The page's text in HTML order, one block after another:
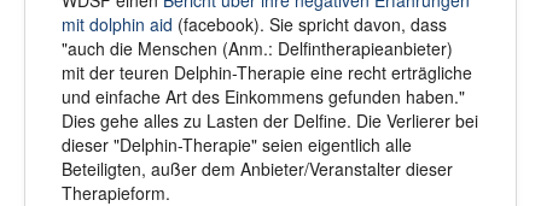
mit dolphin aid (facebook). Sie spricht davon, dass
"auch die Menschen (Anm.: Delfintherapieanbieter)
mit der teuren Delphin-Therapie eine recht erträgliche
und einfache Art des Einkommens gefunden haben."
Dies gehe alles zu Lasten der Delfine. Die Verlierer bei
dieser "Delphin-Therapie" seien eigentlich alle
Beteiligten, außer dem Anbieter/Veranstalter dieser
Therapieform.